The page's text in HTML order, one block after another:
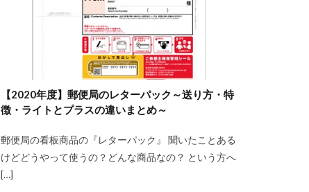
【2020年度】郵便局のレターパック～送り方・特
徴・ライトとプラスの違いまとめ～
郵便局の看板商品の『レターパック』 聞いたことある
けどどうやって使うの？どんな商品なの？ という方へ
[…]